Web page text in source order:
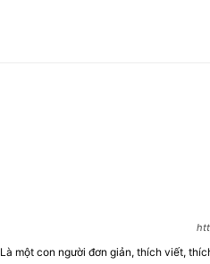
Là một con người đơn giản, thích viết,